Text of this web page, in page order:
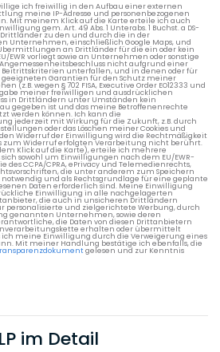
ich freiwillig in den Aufbau einer externen
meine IP-Adresse und personenbezogenen
Mit meinem Klick auf die Karte erteile ich auch
gem. Art. 49 Abs. 1 Unterabs. 1 Buchst. a DS-
zu den und durch die in der
Unternehmen, einschließlich Google Maps, und
an Drittländer für die ein oder kein
EWR vorliegt sowie an Unternehmen oder sonstige
nicht aufgrund einer
Beitrittskriterien unterfallen, und in denen oder für
Garantien für den Schutz meiner
(z.B. wegen § 702 FISA, Executive Order EO12333 und
meiner freiwilligen und ausdrücklichen
in Drittländern unter Umständen kein
gegeben ist und das meine Betroffenenrechte
werden können. Ich kann die
jederzeit mit Wirkung für die Zukunft, z.B. durch
oder das Löschen meiner Cookies und
Widerruf der Einwilligung wird die Rechtmäßigkeit
zum Widerruf erfolgten Verarbeitung nicht berührt.
Klick auf die Karte), erteile ich mehrere
sowohl um Einwilligungen nach dem EU/EWR-
CCPA/CPRA, ePrivacy und Telemedienrechts,
die unter anderem zum Speichern
und als Rechtsgrundlage für eine geplante
Daten erforderlich sind. Meine Einwilligung
Einwilligung in alle nachgelagerten
die auch in unsicheren Drittländern
personalisierte und zielgerichtete Werbung, durch
genannten Unternehmen, sowie deren
die Daten von diesen Drittanbietern
erhalten oder übermittelt
ich meine Einwilligung durch die Verweigerung eines
Mit meiner Handlung bestätige ich ebenfalls, die
gelesen und zur Kenntnis
im Detail